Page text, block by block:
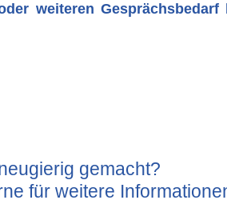
weiteren
gemacht?
für weitere